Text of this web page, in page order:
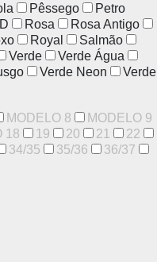
Pêssego
Petro
Rosa
Rosa Antigo
Royal
Salmão
Verde
Verde Água
Verde Neon
Verde
MODELO 8
MODELO 9
18 19 20 21
22
34/35 35/36
36/37